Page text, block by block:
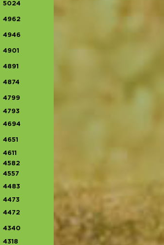
5024
4962
4946
4901
4891
4874
4799
4793
4694
4651
4611
4582
4557
4483
4473
4472
4340
4318